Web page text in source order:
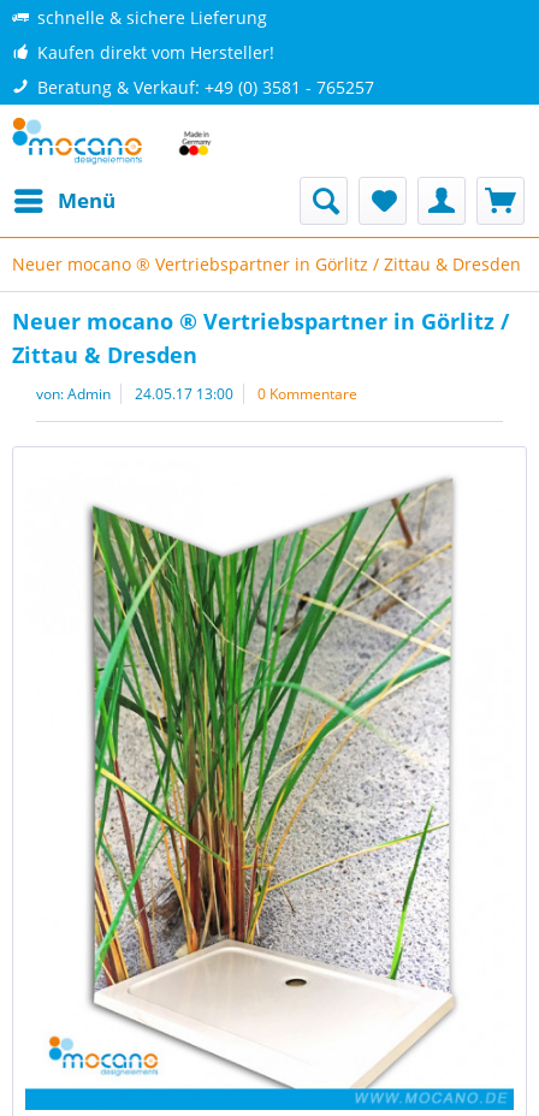
schnelle & sichere Lieferung
Kaufen direkt vom Hersteller!
Beratung & Verkauf: +49 (0) 3581 - 765257
Menü
Neuer mocano ® Vertriebspartner in Görlitz / Zittau & Dresden
Neuer mocano ® Vertriebspartner in Görlitz /
Zittau & Dresden
von:Admin 24.05.17 13:00 0 Kommentare